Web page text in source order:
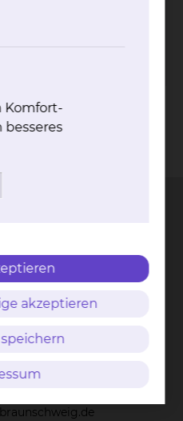
Klinikum
gGmbH
9/10
595-1322
Komfort-
akzeptieren